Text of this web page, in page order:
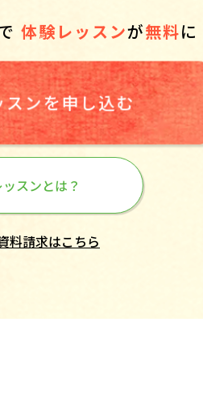
体験レッスンが無料
スンを申し込む
スンとは？
料請求はこちら